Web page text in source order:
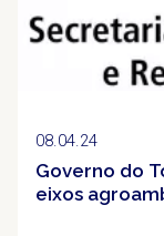
08.04.24
Governo do
eixos